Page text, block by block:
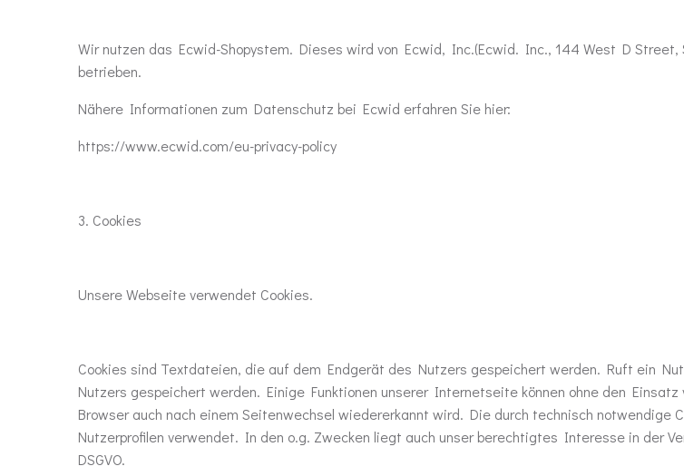
Wir nutzen das Ecwid-Shopystem. Dieses wird von Ecwid, Inc.(Ecwid. Inc., 144 West D
betrieben.
Nähere Informationen zum Datenschutz bei Ecwid erfahren Sie hier:
https://www.ecwid.com/eu-privacy-policy
3. Cookies
Unsere Webseite verwendet Cookies.
Cookies sind Textdateien, die auf dem Endgerät des Nutzers gespeichert werden. Ruft ein
Nutzers gespeichert werden. Einige Funktionen unserer Internetseite können ohne den
Browser auch nach einem Seitenwechsel wiedererkannt wird. Die durch technisch notwendige
Nutzerprofilen verwendet. In den o.g. Zwecken liegt auch unser berechtigtes Interesse in der
DSGVO.